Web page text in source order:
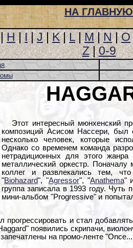
НА ГЛАВНУЮ
H|I|J|K|L|M|N|O
Z|0-9
Этот интересный мюнхенский
композиций Асисом Нассери, был
несколько человек, которые
Однако со временем команда
нетрадиционных для этого
металлический оркестр.
коллег и развлекались тем,
"Biohazard", "Agressor", "Anathema"
группа записала в 1993 году.
мини-альбом "Progressive" и
прогрессировать и стал
появились скрипачи,
на промо-ленте